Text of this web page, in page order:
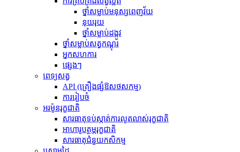
ថ្នាំសម្លាប់មនុស្សពេញវ័យ
នុយ​រុយ
ថ្នាំសម្លាប់ដង្កូវ
ថ្នាំសម្លាប់សត្វកណ្ដុរ
អ្នកសហការ
ផ្សេងៗ
ពេទ្យសត្វ
API (គ្រឿងផ្សំឱសថសកម្ម)
ការរៀបចំ
អរម៉ូនរុក្ខជាតិ
សារធាតុ​ទប់ស្កាត់​ការលូតលាស់​រុក្ខជាតិ
អាហារូបត្ថម្ភរុក្ខជាតិ
សារធាតុជំនួយកសិកម្ម